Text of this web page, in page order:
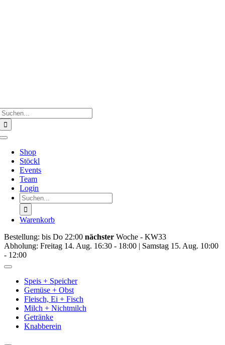
Toggle
Navigation
Shop
Stöckl
Events
Team
Login
Suche
nach:
Warenkorb
Bestellung: bis Do 22:00 nächster Woche - KW33
Abholung: Freitag 14. Aug. 16:30 - 18:00 | Samstag 15. Aug. 10:00
- 12:00
Toggle
NavigationSpeis + Speicher
Gemüse + Obst
Fleisch, Ei + Fisch
Milch + Nichtmilch
Getränke
Knabberein